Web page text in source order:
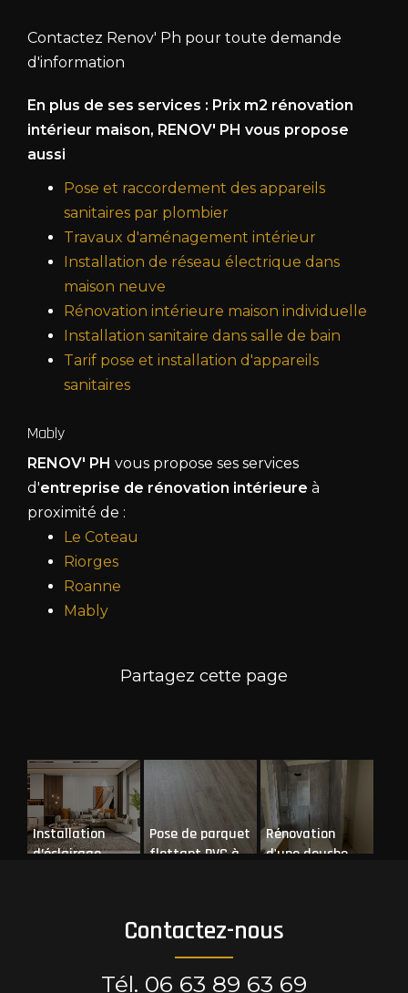
Contactez Renov' Ph pour toute demande
d'information
En plus de ses services : Prix m2 rénovation
intérieur maison, RENOV' PH vous propose
aussi
Pose et raccordement des appareils
sanitaires par plombier
Travaux d'aménagement intérieur
Installation de réseau électrique dans
maison neuve
Rénovation intérieure maison individuelle
Installation sanitaire dans salle de bain
Tarif pose et installation d'appareils
sanitaires
Mably
RENOV' PH vous propose ses services
d'entreprise de rénovation intérieure à
proximité de :
Le Coteau
Riorges
Roanne
Mably
Installation
d’éclairage
Pose de parquet
flottant PVC à
Rénovation
d'une douche
Contactez-nous
Tél. 06 63 89 63 69